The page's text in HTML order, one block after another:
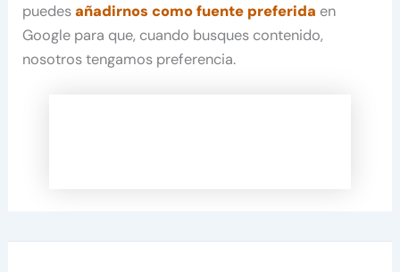
puedesañadirnos como fuente preferida en
Google para que, cuando busques contenido,
nosotros tengamos preferencia.